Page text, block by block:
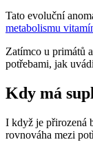
Tato evoluční
metabolismu
Zatímco u primátů
potřebami, jak
Kdy má
I když je přirozená
rovnováha mezi